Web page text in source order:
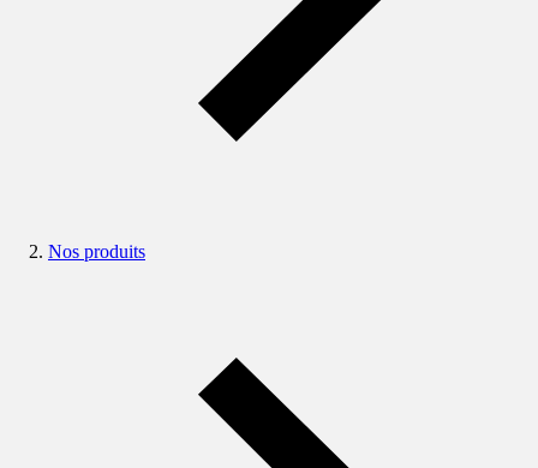
Nos produits